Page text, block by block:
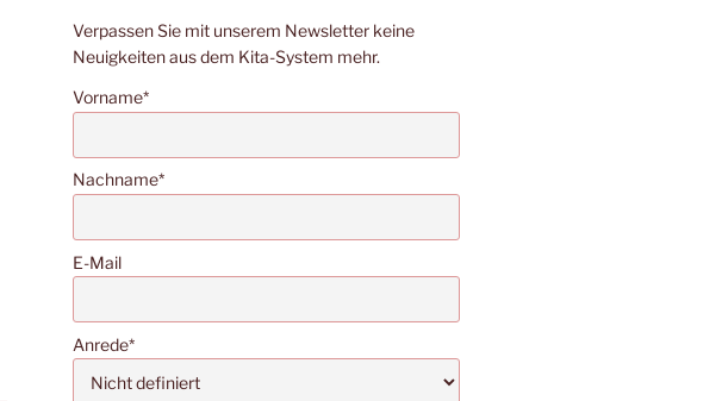
Verpassen Sie mit unserem Newsletter keine
Neuigkeiten aus dem Kita-System mehr.
Vorname*
Nachname*
E-Mail
Anrede*